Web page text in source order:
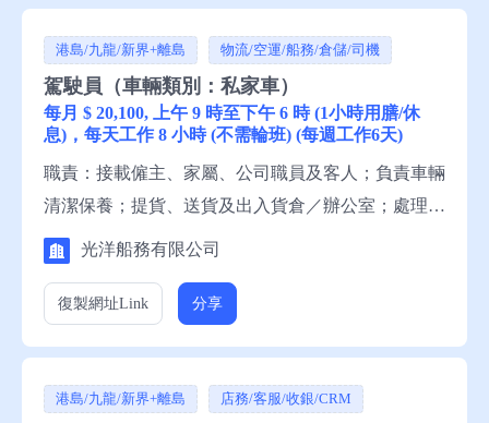
港島/九龍/新界+離島 物流/空運/船務/倉儲/司機
駕駛員（車輛類別：私家車）
每月 $ 20,100, 上午 9 時至下午 6 時 (1小時用膳/休
息)，每天工作 8 小時 (不需輪班) (每週工作6天)
職責：接載僱主、家屬、公司職員及客人；負責車輛
清潔保養；提貨、送貨及出入貨倉／辦公室；處理一
般車輛牌照事宜。 資歷：小六程度，1年有關工作經
寫，略懂英文讀寫。 申請須知：求職者請聯絡就業
光洋船務有限公司
復製網址Link 分享
港島/九龍/新界+離島 店務/客服/收銀/CRM